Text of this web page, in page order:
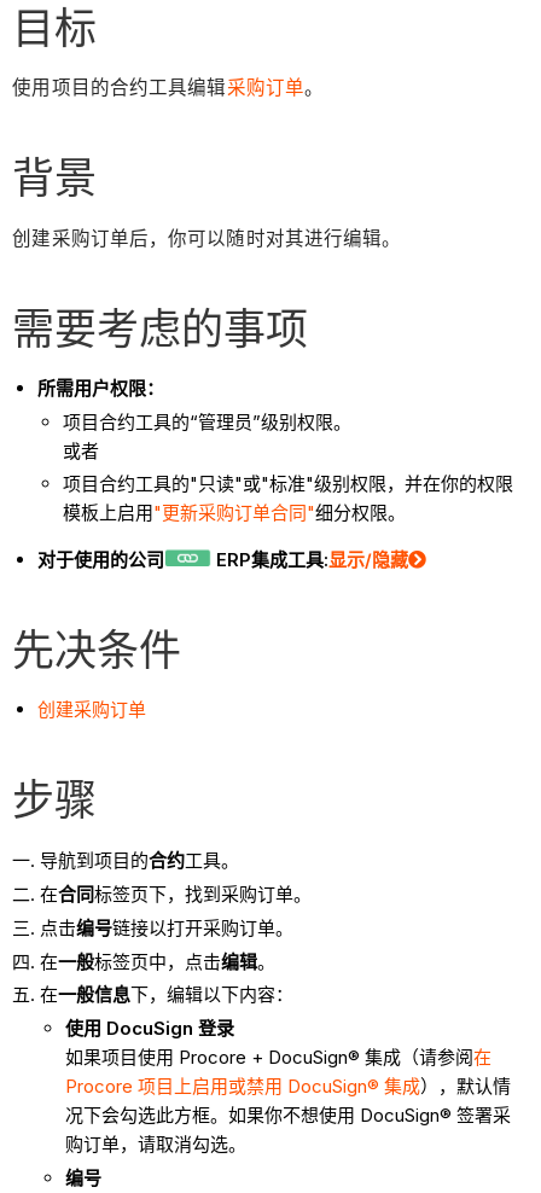
目标
使用项目的合约工具编辑采购订单。
背景
创建采购订单后，你可以随时对其进行编辑。
需要考虑的事项
所需用户权限：
项目合约工具的“管理员”级别权限。
或者
项目合约工具的"只读"或"标准"级别权限，并在你的权限
模板上启用"更新采购订单合同"细分权限。
对于使用的公司 ERP集成工具:显示/隐藏
先决条件
创建采购订单
步骤
导航到项目的合约工具。
在合同标签页下，找到采购订单。
点击编号链接以打开采购订单。
在一般标签页中，点击编辑。
在一般信息下，编辑以下内容：
使用 DocuSign 登录
如果项目使用 Procore + DocuSign® 集成（请参阅在
Procore 项目上启用或禁用 DocuSign® 集成），默认情
况下会勾选此方框。如果你不想使用 DocuSign® 签署采
购订单，请取消勾选。
编号